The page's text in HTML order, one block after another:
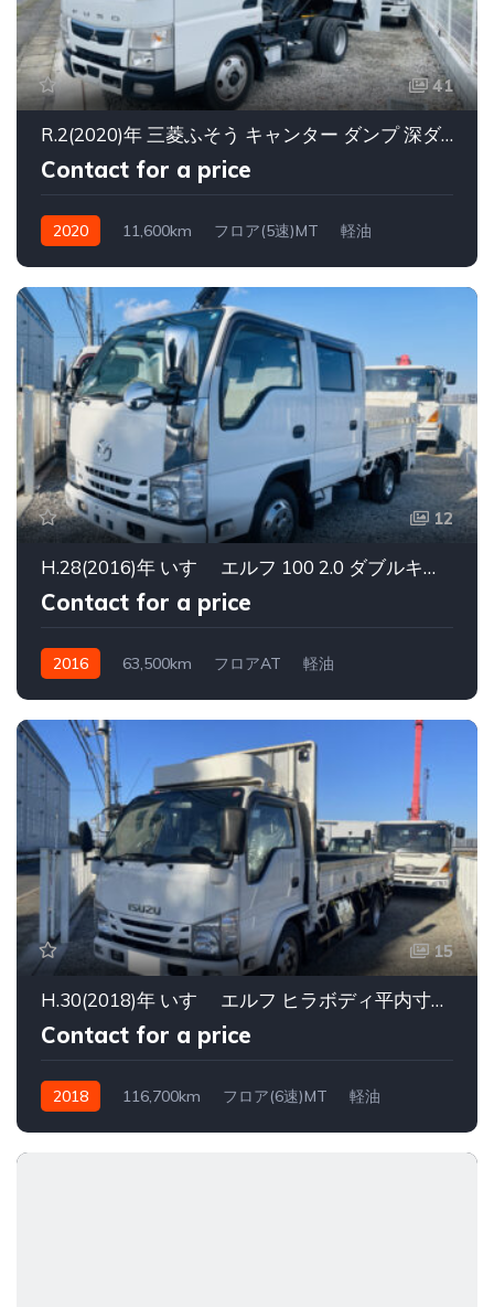
41
R.2(2020)年 三菱ふそう キャンター ダンプ 深ダンプ 2トン
Contact for a price
2020 11,600km フロア(5速)MT 軽油
12
H.28(2016)年 いすゞ エルフ 100 2.0 ダブルキャブ 低床 マツダ タイタンパワーゲート付
Contact for a price
2016 63,500km フロアAT 軽油
15
H.30(2018)年 いすゞ エルフ ヒラボディ平内寸長さ4350幅1800
Contact for a price
2018 116,700km フロア(6速)MT 軽油